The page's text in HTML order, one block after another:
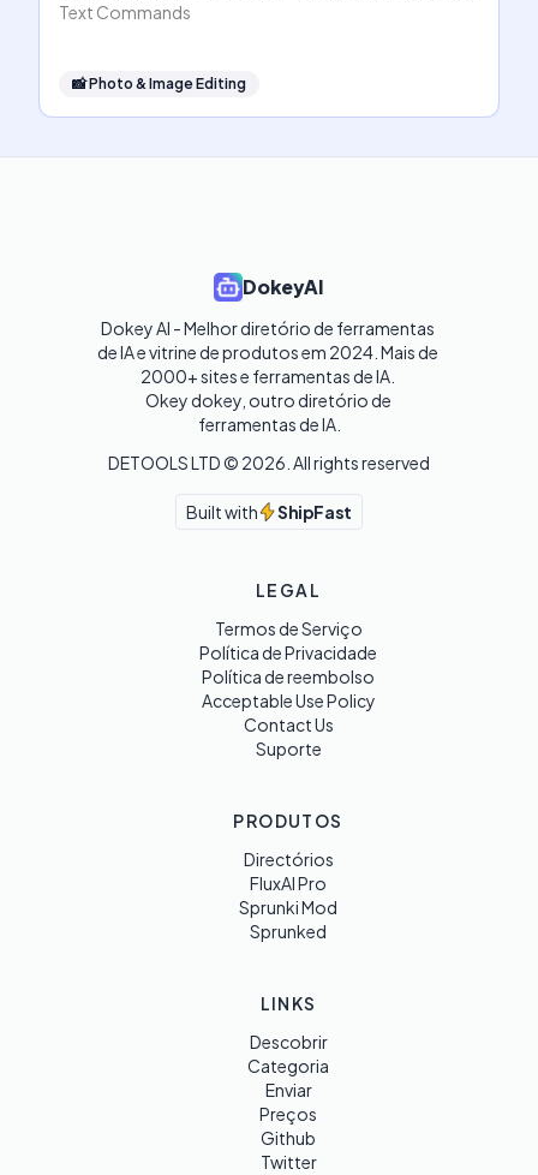
Text Commands
📸Photo & Image Editing
DokeyAI
Dokey AI - Melhor diretório de ferramentas
de IA e vitrine de produtos em 2024. Mais de
2000+ sites e ferramentas de IA.
Okey dokey, outro diretório de
ferramentas de IA.
DETOOLS LTD © 2026 . All rights reserved
Built with ShipFast
LEGAL
Termos de Serviço
Política de Privacidade
Política de reembolso
Acceptable Use Policy
Contact Us
Suporte
PRODUTOS
Directórios
FluxAI Pro
Sprunki Mod
Sprunked
LINKS
Descobrir
Categoria
Enviar
Preços
Github
Twitter